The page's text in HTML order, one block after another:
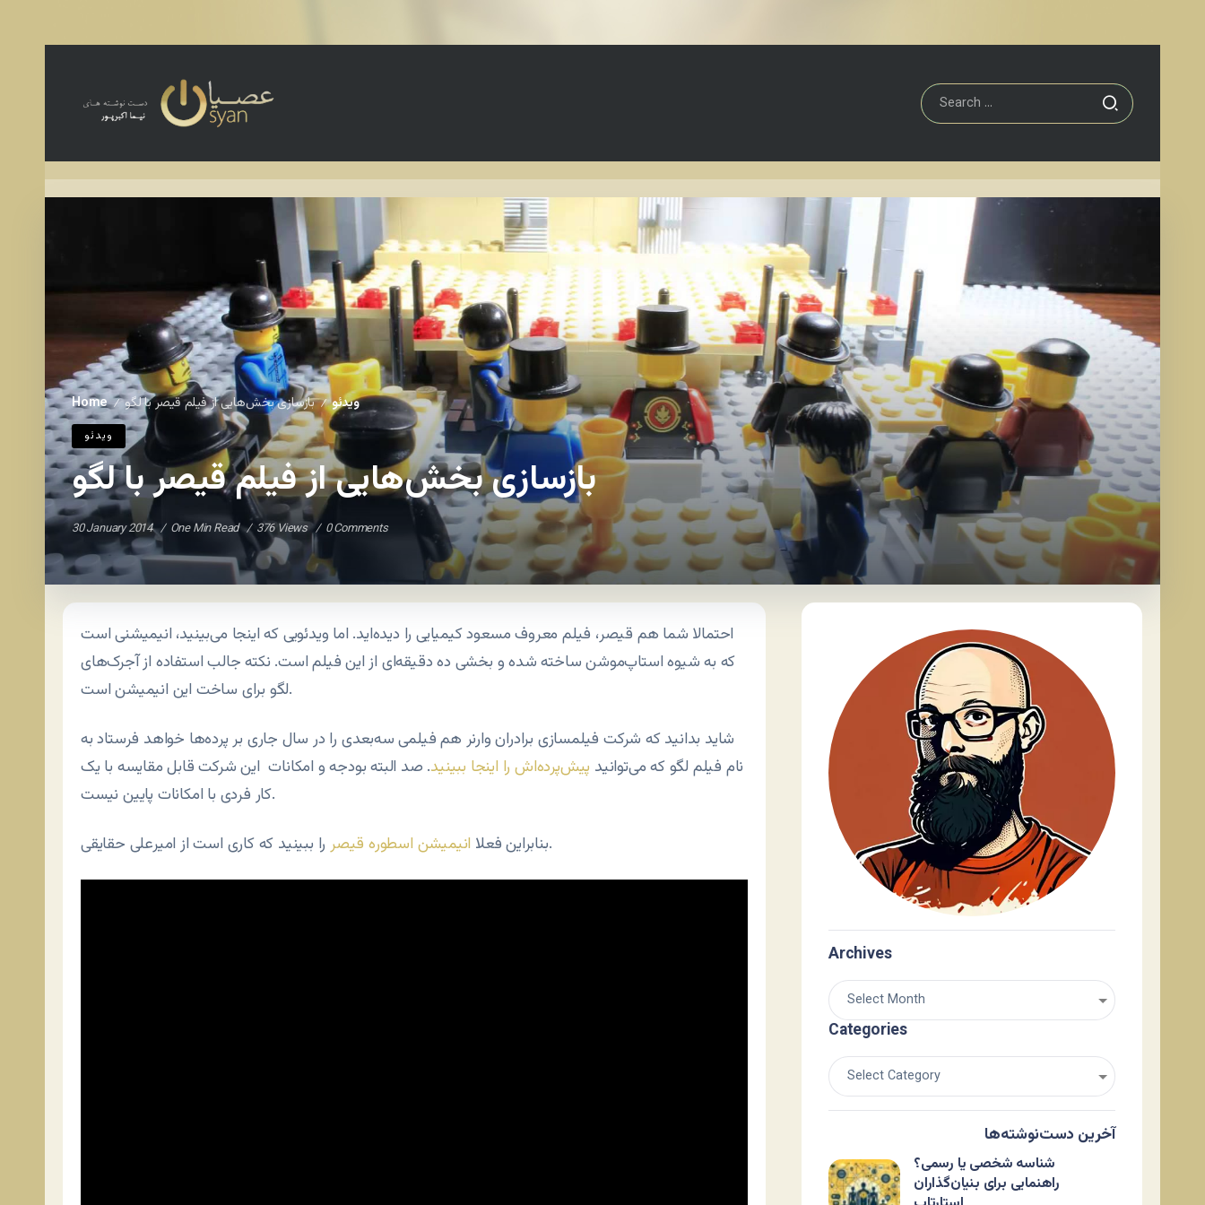
Home / ویدئو / بازسازی بخش‌هایی از فیلم قیصر با لگو
ویدئو
بازسازی بخش‌هایی از فیلم قیصر با لگو
30 January 2014 One Min Read 376 Views 0 Comments
احتمالا شما هم قیصر، فیلم معروف مسعود کیمیایی را دیده‌اید. اما ویدئویی که اینجا می‌بینید، انیمیشنی است
که به شیوه استاپ‌موشن ساخته شده و بخشی ده دقیقه‌ای از این فیلم است. نکته جالب استفاده از آجرک‌های
لگو برای ساخت این انیمیشن است.
شاید بدانید که شرکت فیلمسازی برادران وارنر هم فیلمی سه‌بعدی را در سال جاری بر پرده‌ها خواهد فرستاد به
نام فیلم لگو که می‌توانید پیش‌پرده‌اش را اینجا ببینید. صد البته بودجه و امکانات این شرکت قابل مقایسه با یک
کار فردی با امکانات پایین نیست.
بنابراین فعلا انیمیشن اسطوره قیصر را ببینید که کاری است از امیرعلی حقایقی.
Archives
Categories
آخرین دست‌نوشته‌ها
شناسه شخصی یا رسمی؟
راهنمایی برای بنیان‌گذاران